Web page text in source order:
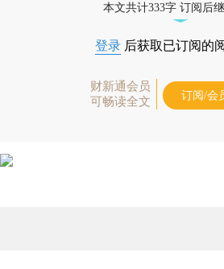
本文共计333字 订阅后
登录 后获取已订阅的
财新通会员
可畅读全文
订阅/会